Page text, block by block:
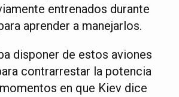
entrenados durante
aprender a manejarlos.
disponer de estos aviones
contrarrestar la potencia
en que Kiev dice